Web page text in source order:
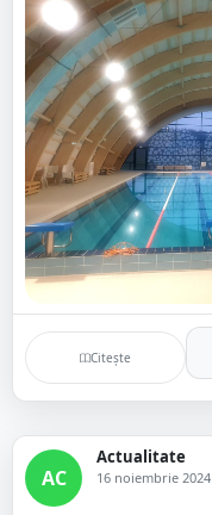
Citește
AC
Actualitate
16 noiembrie 2024